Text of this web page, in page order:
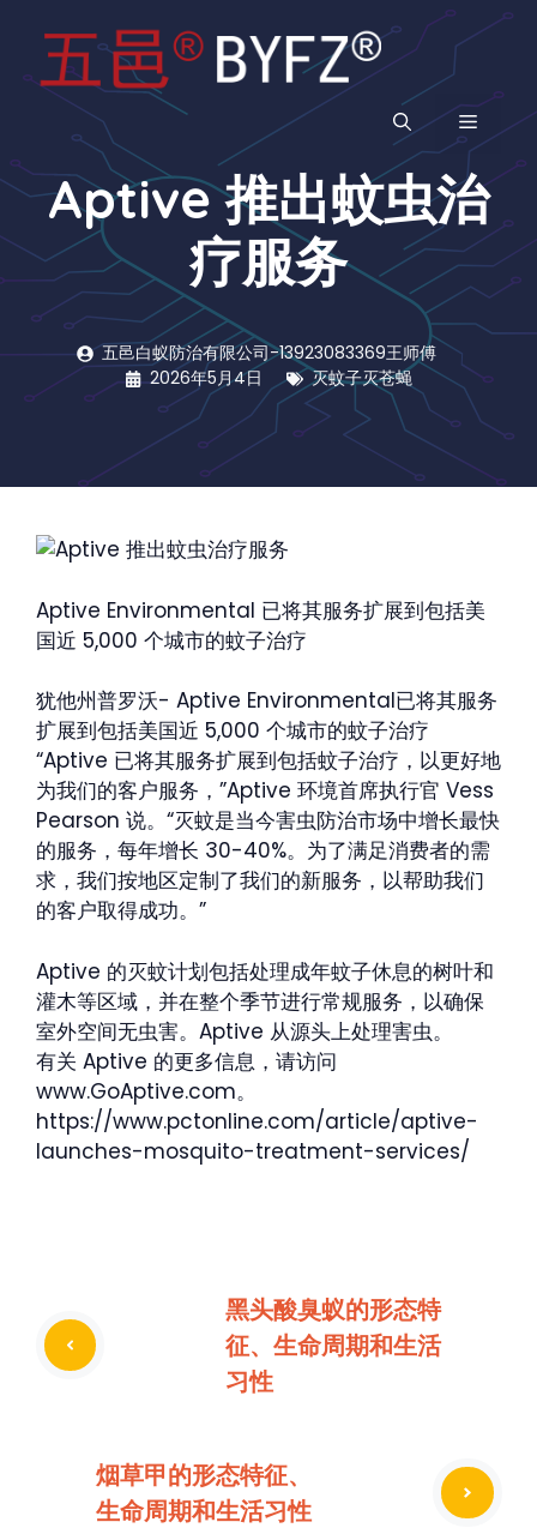
菜
单
Aptive 推出蚊虫治
疗服务
五邑白蚁防治有限公司-13923083369王师傅
2026年5月4日
灭蚊子灭苍蝇
Aptive Environmental 已将其服务扩展到包括美
国近 5,000 个城市的蚊子治疗
犹他州普罗沃- Aptive Environmental已将其服务
扩展到包括美国近 5,000 个城市的蚊子治疗
“Aptive 已将其服务扩展到包括蚊子治疗，以更好地
为我们的客户服务，”Aptive 环境首席执行官 Vess
Pearson 说。“灭蚊是当今害虫防治市场中增长最快
的服务，每年增长 30-40%。为了满足消费者的需
求，我们按地区定制了我们的新服务，以帮助我们
的客户取得成功。”
Aptive 的灭蚊计划包括处理成年蚊子休息的树叶和
灌木等区域，并在整个季节进行常规服务，以确保
室外空间无虫害。Aptive 从源头上处理害虫。
有关 Aptive 的更多信息，请访问
www.GoAptive.com。
https://www.pctonline.com/article/aptive-
launches-mosquito-treatment-services/
黑头酸臭蚁的形态特
征、生命周期和生活
习性
烟草甲的形态特征、
生命周期和生活习性